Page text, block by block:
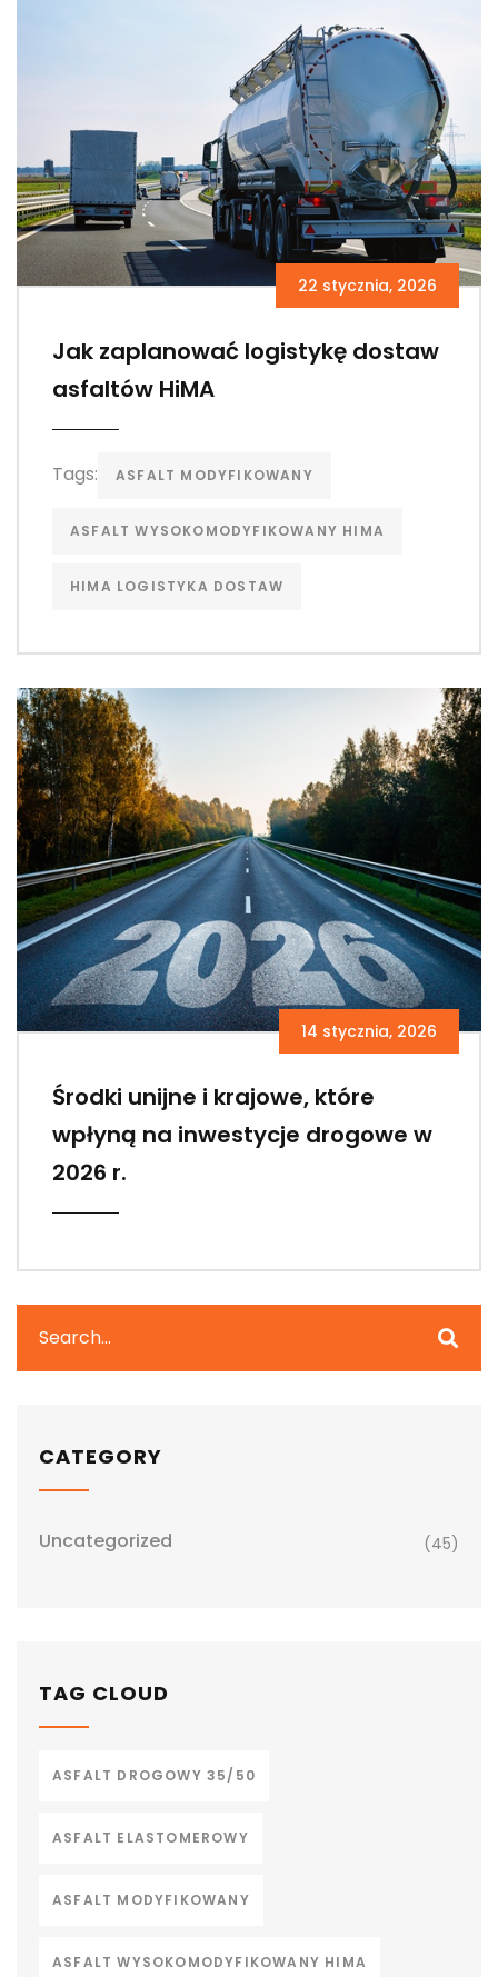
22 stycznia, 2026
Jak zaplanować logistykę dostaw
asfaltów HiMA
Tags: ASFALT MODYFIKOWANY
ASFALT WYSOKOMODYFIKOWANY HIMA
HIMA LOGISTYKA DOSTAW
14 stycznia, 2026
Środki unijne i krajowe, które
wpłyną na inwestycje drogowe w
2026 r.
CATEGORY
Uncategorized (45)
TAG CLOUD
ASFALT DROGOWY 35/50
ASFALT ELASTOMEROWY
ASFALT MODYFIKOWANY
ASFALT WYSOKOMODYFIKOWANY HIMA